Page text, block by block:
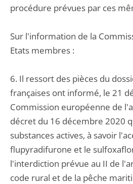
procédure prévues par ces
Sur l'information de la
Etats membres :
6. Il ressort des pièces du
françaises ont informé, le 21
Commission européenne de
décret du 16 décembre 2020
substances actives, à savoir
flupyradifurone et le
l'interdiction prévue au II de
code rural et de la pêche